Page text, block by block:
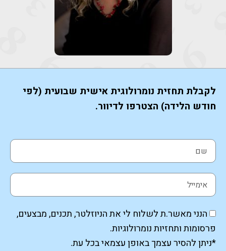
לקבלת תחזית נומרולוגית אישית שבועית (לפי
חודש הלידה) הצטרפו לדיוור.
הנני מאשר.ת לשלוח לי את הניוזלטר, תכנים, מבצעים,
פרסומות ותחזיות נומרולוגיות.
*ניתן להסיר עצמך באופן עצמאי בכל עת.